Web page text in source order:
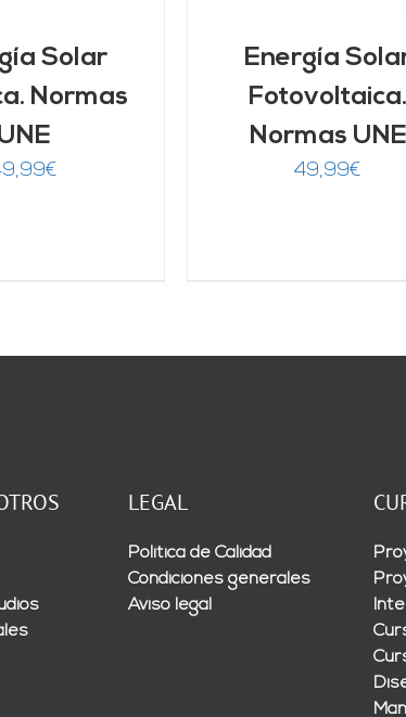
Solar
Normas
€
Energía
Fotovoltaica.
Normas UNE
49,99€
LEGAL
Política de Calidad
Condiciones generales
Aviso legal